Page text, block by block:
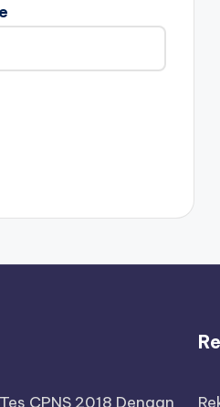
CPNS 2018 Dengan